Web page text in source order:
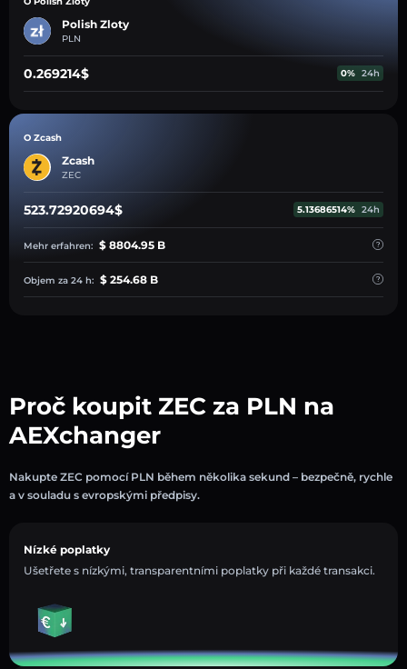
Polish Zloty
PLN
0.269214$ 0% 24h
O Zcash
Zcash
ZEC
523.72920694$ 5.13686514% 24h
Mehr erfahren: $ 8804.95 B
Objem za 24 h: $ 254.68 B
Proč koupit ZEC za PLN na
AEXchanger
Nakupte ZEC pomocí PLN během několika sekund – bezpečně, rychle
a v souladu s evropskými předpisy.
Nízké poplatky
Ušetřete s nízkými, transparentními poplatky při každé transakci.